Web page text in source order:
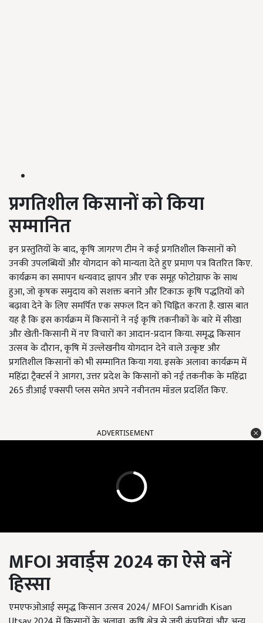
प्रगतिशील किसानों को किया
सम्मानित
इन प्रस्तुतियों के बाद, कृषि जागरण टीम ने कई प्रगतिशील किसानों को
उनकी उपलब्धियों और योगदान को मान्यता देते हुए प्रमाण पत्र वितरित किए.
कार्यक्रम का समापन धन्यवाद ज्ञापन और एक समूह फोटोग्राफ के साथ
हुआ, जो कृषक समुदाय को सशक्त बनाने और टिकाऊ कृषि पद्धतियों को
बढ़ावा देने के लिए समर्पित एक सफल दिन को चिह्नित करता है. खास बात
यह है कि इस कार्यक्रम में किसानों ने नई कृषि तकनीकों के बारे में सीखा
और खेती-किसानी में नए विचारों का आदान-प्रदान किया. समृद्ध किसान
उत्सव के दौरान, कृषि में उल्लेखनीय योगदान देने वाले उत्कृष्ट और
प्रगतिशील किसानों को भी सम्मानित किया गया. इसके अलावा कार्यक्रम में
महिंद्रा ट्रैक्टर्स ने आगरा, उत्तर प्रदेश के किसानों को नई तकनीक के महिंद्रा
265 डीआई एक्सपी प्लस समेत अपने नवीनतम मॉडल प्रदर्शित किए.
ADVERTISEMENT
MFOIअवार्ड्स 2024का ऐसे बनें
हिस्सा
एमएफओआई समृद्ध किसान उत्सव 2024/ MFOI Samridh Kisan